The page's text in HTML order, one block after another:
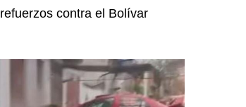
refuerzos contra el Bolívar